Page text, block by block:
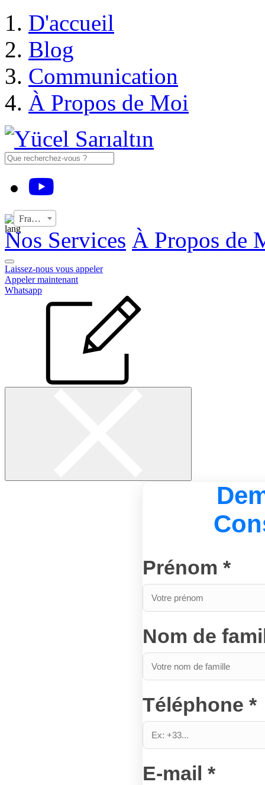
D'accueil
Blog
Communication
À Propos de Moi
YouTube
Français
Nos Services À Propos de
Laissez-nous vous appeler
Appeler maintenant
Whatsapp
Prénom *
Nom de
Téléphone *
E-mail *